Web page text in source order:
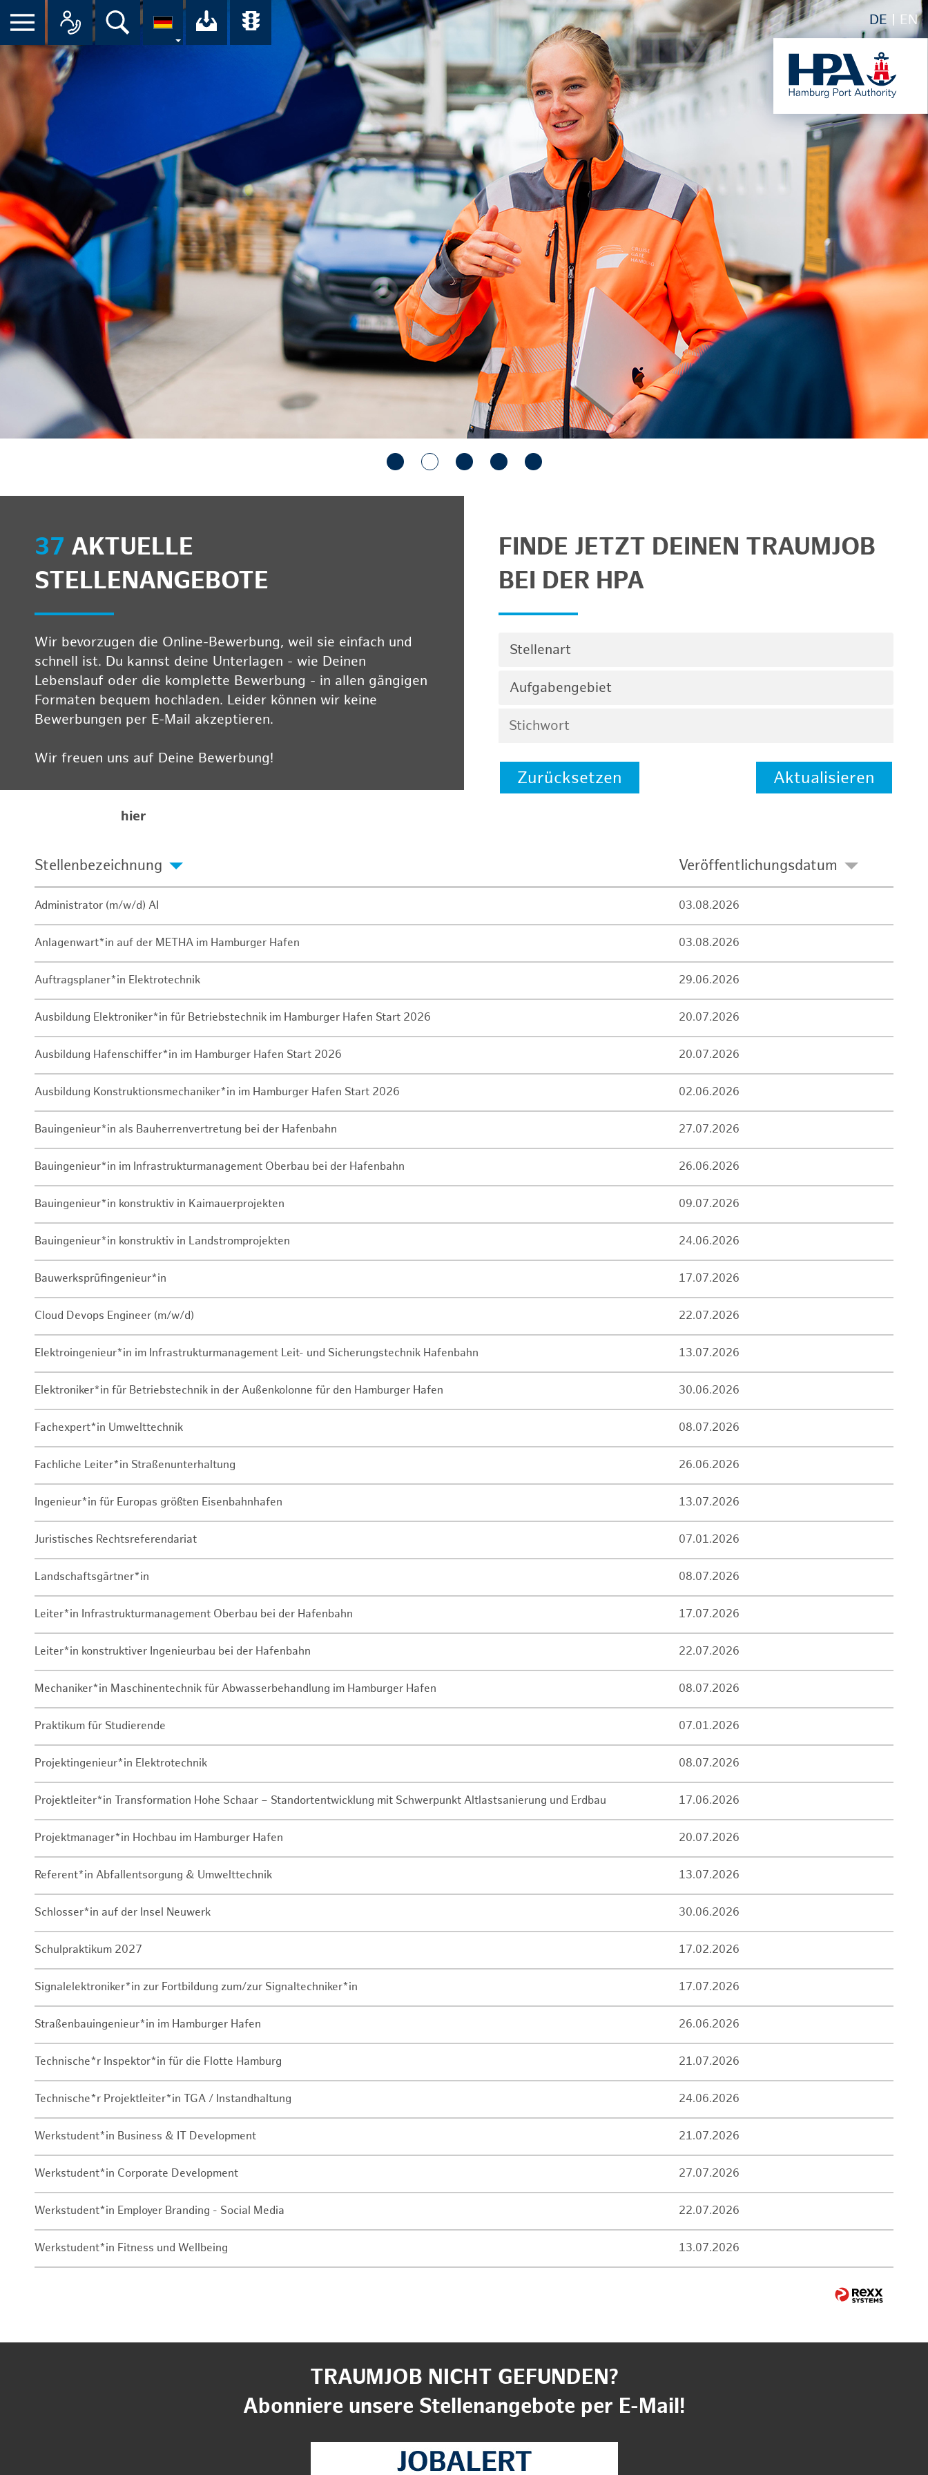
DE EN
Suche Ihr Download-Center der HPA
Übersicht aller Verkehrsmeldungen im Hafen am
37 AKTUELLE
STELLENANGEBOTE
Wir bevorzugen die Online-Bewerbung, weil sie einfach und
schnell ist. Du kannst deine Unterlagen - wie Deinen
Lebenslauf oder die komplette Bewerbung - in allen gängigen
Formaten bequem hochladen. Leider können wir keine
Bewerbungen per E-Mail akzeptieren.
Wir freuen uns auf Deine Bewerbung!
hier
FINDE JETZT DEINEN TRAUMJOB
BEI DER HPA
Stellenart
Aufgabengebiet
Zurücksetzen Aktualisieren
Stellenbezeichnung Veröffentlichungsdatum
Administrator (m/w/d) AI 03.08.2026
Anlagenwart*in auf der METHA im Hamburger Hafen 03.08.2026
Auftragsplaner*in Elektrotechnik 29.06.2026
Ausbildung Elektroniker*in für Betriebstechnik im Hamburger Hafen Start 2026 20.07.2026
Ausbildung Hafenschiffer*in im Hamburger Hafen Start 2026 20.07.2026
Ausbildung Konstruktionsmechaniker*in im Hamburger Hafen Start 2026 02.06.2026
Bauingenieur*in als Bauherrenvertretung bei der Hafenbahn 27.07.2026
Bauingenieur*in im Infrastrukturmanagement Oberbau bei der Hafenbahn 26.06.2026
Bauingenieur*in konstruktiv in Kaimauerprojekten 09.07.2026
Bauingenieur*in konstruktiv in Landstromprojekten 24.06.2026
Bauwerksprüfingenieur*in 17.07.2026
Cloud Devops Engineer (m/w/d) 22.07.2026
Elektroingenieur*in im Infrastrukturmanagement Leit- und Sicherungstechnik Hafenbahn 13.07.2026
Elektroniker*in für Betriebstechnik in der Außenkolonne für den Hamburger Hafen 30.06.2026
Fachexpert*in Umwelttechnik 08.07.2026
Fachliche Leiter*in Straßenunterhaltung 26.06.2026
Ingenieur*in für Europas größten Eisenbahnhafen 13.07.2026
Juristisches Rechtsreferendariat 07.01.2026
Landschaftsgärtner*in 08.07.2026
Leiter*in Infrastrukturmanagement Oberbau bei der Hafenbahn 17.07.2026
Leiter*in konstruktiver Ingenieurbau bei der Hafenbahn 22.07.2026
Mechaniker*in Maschinentechnik für Abwasserbehandlung im Hamburger Hafen 08.07.2026
Praktikum für Studierende 07.01.2026
Projektingenieur*in Elektrotechnik 08.07.2026
Projektleiter*in Transformation Hohe Schaar – Standortentwicklung mit Schwerpunkt Altlastsanierung und Erdbau 17.06.2026
Projektmanager*in Hochbau im Hamburger Hafen 20.07.2026
Referent*in Abfallentsorgung & Umwelttechnik 13.07.2026
Schlosser*in auf der Insel Neuwerk 30.06.2026
Schulpraktikum 2027 17.02.2026
Signalelektroniker*in zur Fortbildung zum/zur Signaltechniker*in 17.07.2026
Straßenbauingenieur*in im Hamburger Hafen 26.06.2026
Technische*r Inspektor*in für die Flotte Hamburg 21.07.2026
Technische*r Projektleiter*in TGA / Instandhaltung 24.06.2026
Werkstudent*in Business & IT Development 21.07.2026
Werkstudent*in Corporate Development 27.07.2026
Werkstudent*in Employer Branding - Social Media 22.07.2026
Werkstudent*in Fitness und Wellbeing 13.07.2026
TRAUMJOB NICHT GEFUNDEN?
Abonniere unsere Stellenangebote per E-Mail!